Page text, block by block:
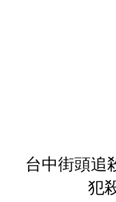
台中街頭追
犯